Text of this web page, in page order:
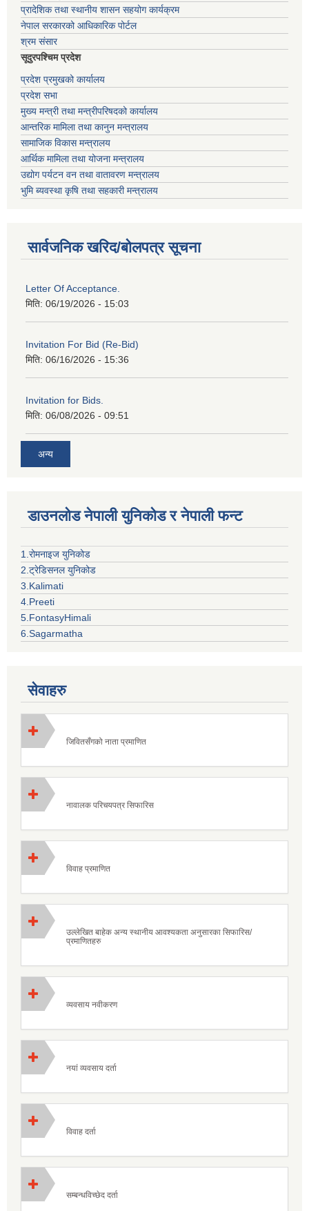
प्रादेशिक तथा स्थानीय शासन सहयोग कार्यक्रम
नेपाल सरकारको आधिकारिक पोर्टल
श्रम संसार
सूदुरपश्चिम प्रदेश
प्रदेश प्रमुखको कार्यालय
प्रदेश सभा
मुख्य मन्त्री तथा मन्त्रीपरिषदको कार्यालय
आन्तरिक मामिला तथा कानुन मन्त्रालय
सामाजिक विकास मन्त्रालय
आर्थिक मामिला तथा योजना मन्त्रालय
उद्योग पर्यटन वन तथा वातावरण मन्त्रालय
भुमि ब्यवस्था कृषि तथा सहकारी मन्त्रालय
सार्वजनिक खरिद/बोलपत्र सूचना
Letter Of Acceptance.
मिति: 06/19/2026 - 15:03
Invitation For Bid (Re-Bid)
मिति: 06/16/2026 - 15:36
Invitation for Bids.
मिति: 06/08/2026 - 09:51
अन्य
डाउनलोड नेपाली युनिकोड र नेपाली फन्ट
1.रोमनाइज युनिकोड
2.ट्रेडिसनल युनिकोड
3.Kalimati
4.Preeti
5.FontasyHimali
6.Sagarmatha
सेवाहरु
जिवितसँगको नाता प्रमाणित
नावालक परिचयपत्र सिफारिस
विवाह प्रमाणित
उल्लेखित बाहेक अन्य स्थानीय आवश्यकता अनुसारका सिफारिस/
प्रमाणितहरु
व्यवसाय नवीकरण
नयां व्यवसाय दर्ता
विवाह दर्ता
सम्बन्धविच्छेद दर्ता